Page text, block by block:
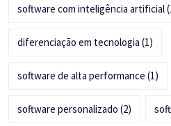
software com inteligência artificial
diferenciação em tecnologia (1)
software de alta performance (1)
software personalizado (2)